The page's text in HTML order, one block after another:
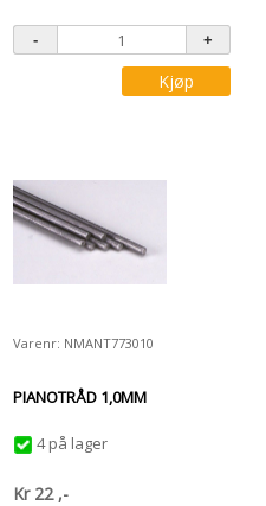
Kjøp
Varenr: NMANT773010
PIANOTRÅD 1,0MM
4 på lager
Kr 22 ,-